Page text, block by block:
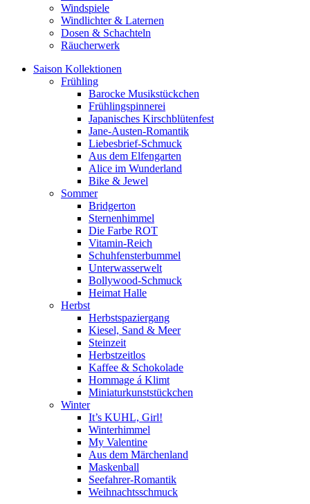
Windspiele
Windlichter & Laternen
Dosen & Schachteln
Räucherwerk
Saison Kollektionen
Frühling
Barocke Musikstückchen
Frühlingspinnerei
Japanisches Kirschblütenfest
Jane-Austen-Romantik
Liebesbrief-Schmuck
Aus dem Elfengarten
Alice im Wunderland
Bike & Jewel
Sommer
Bridgerton
Sternenhimmel
Die Farbe ROT
Vitamin-Reich
Schuhfensterbummel
Unterwasserwelt
Bollywood-Schmuck
Heimat Halle
Herbst
Herbstspaziergang
Kiesel, Sand & Meer
Steinzeit
Herbstzeitlos
Kaffee & Schokolade
Hommage á Klimt
Miniaturkunststückchen
Winter
It’s KUHL, Girl!
Winterhimmel
My Valentine
Aus dem Märchenland
Maskenball
Seefahrer-Romantik
Weihnachtsschmuck